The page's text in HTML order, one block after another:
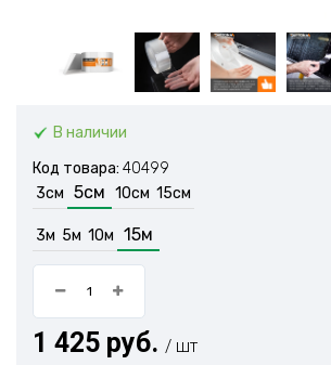
В наличии
Код товара: 40499
3см 5см 10см 15см
3м 5м 10м 15м
1 425 руб. / шт